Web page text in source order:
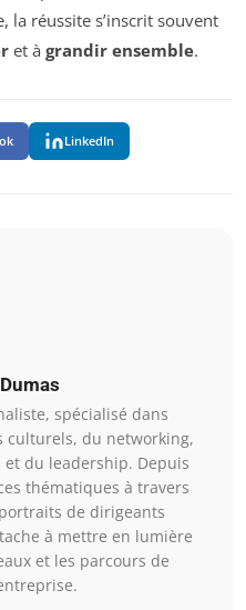
la réussite s’inscrit souvent
et à grandir ensemble.
LinkedIn
spécialisé dans
culturels, du networking,
du leadership. Depuis
thématiques à travers
de dirigeants
à mettre en lumière
et les parcours de